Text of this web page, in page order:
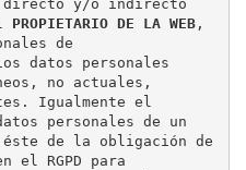
directo y/o indirecto
PROPIETARIO DE LA WEB,
de
datos personales
no actuales,
Igualmente el
personales de un
de la obligación de
el RGPD para